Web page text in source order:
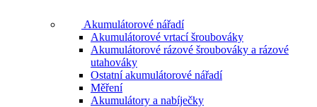
Akumulátorové nářadí
Akumulátorové vrtací šroubováky
Akumulátorové rázové šroubováky a rázové
utahováky
Ostatní akumulátorové nářadí
Měření
Akumulátory a nabíječky